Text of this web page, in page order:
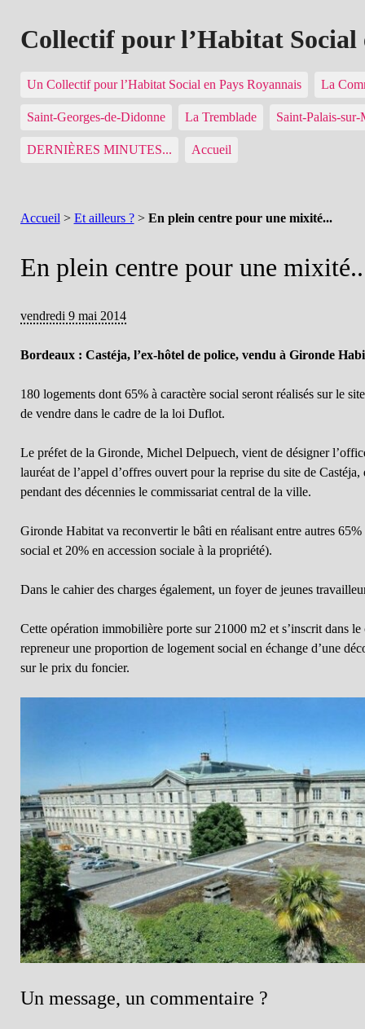
Collectif pour l’Habitat Social
Un Collectif pour l’Habitat Social en Pays Royannais La
Saint-Georges-de-Didonne La Tremblade Saint-Palais-sur-
DERNIÈRES MINUTES... Accueil
Accueil > Et ailleurs ?> En plein centre pour une mixité...
En plein centre pour une
vendredi 9 mai 2014
Bordeaux : Castéja, l’ex-hôtel de police, vendu à Gironde
180 logements dont 65% à caractère social seront réalisés sur le
de vendre dans le cadre de la loi Duflot.
Le préfet de la Gironde, Michel Delpuech, vient de désigner
lauréat de l’appel d’offres ouvert pour la reprise du site de
pendant des décennies le commissariat central de la ville.
Gironde Habitat va reconvertir le bâti en réalisant entre autres
social et 20% en accession sociale à la propriété).
Dans le cahier des charges également, un foyer de jeunes
Cette opération immobilière porte sur 21000 m2 et s’inscrit dans
repreneur une proportion de logement social en échange d’une
sur le prix du foncier.
Un message, un commentaire ?